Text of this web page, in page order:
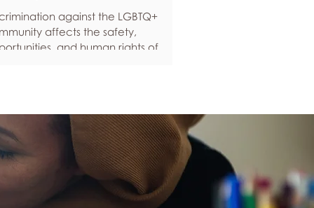
against the LGBTQ+
affects the safety,
and human rights of
your rights isn’t just about
safe - it’s also about feeling like
matter, and having control over
own life. Make sure you know your
rights in all sorts of situations – from
housin